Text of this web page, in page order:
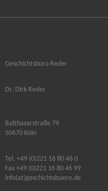
Geschichtsbüro Reder
Dr. Dirk Reder
Balthasarstraße 79
50670 Köln
Tel. +49 (0)221 16 80 46 0
Fax +49 (0)221 16 80 46 99
info(at)geschichtsbuero.de